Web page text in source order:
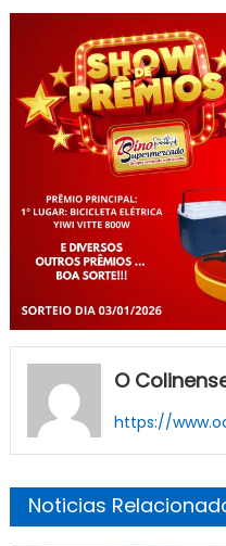
O
https://
Noticias